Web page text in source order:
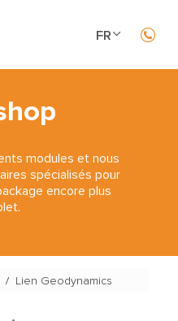
FR
modules et nous
spécialisés pour
encore plus
Lien Geodynamics